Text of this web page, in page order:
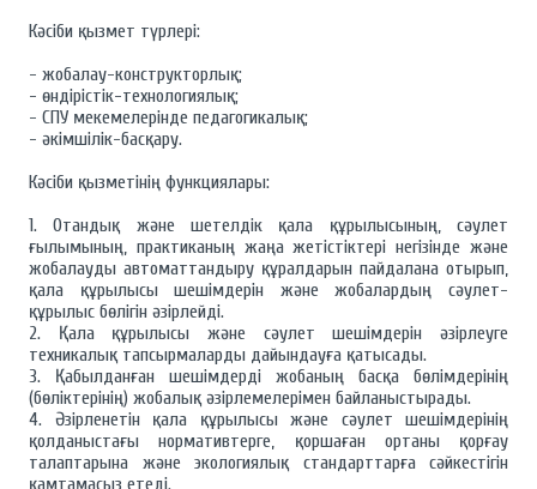
Кәсіби қызмет түрлері:
- жобалау-конструкторлық;
- өндірістік-технологиялық;
- СПУ мекемелерінде педагогикалық;
- әкімшілік-басқару.
Кәсіби қызметінің функциялары:
1. Отандық және шетелдік қала құрылысының, сәулет
ғылымының, практиканың жаңа жетістіктері негізінде және
жобалауды автоматтандыру құралдарын пайдалана отырып,
қала құрылысы шешімдерін және жобалардың сәулет-
құрылыс бөлігін әзірлейді.
2. Қала құрылысы және сәулет шешімдерін әзірлеуге
техникалық тапсырмаларды дайындауға қатысады.
3. Қабылданған шешімдерді жобаның басқа бөлімдерінің
(бөліктерінің) жобалық әзірлемелерімен байланыстырады.
4. Әзірленетін қала құрылысы және сәулет шешімдерінің
қолданыстағы нормативтерге, қоршаған ортаны қорғау
талаптарына және экологиялық стандарттарға сәйкестігін
қамтамасыз етеді.